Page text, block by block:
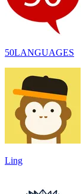
50LANGUAGES
Ling